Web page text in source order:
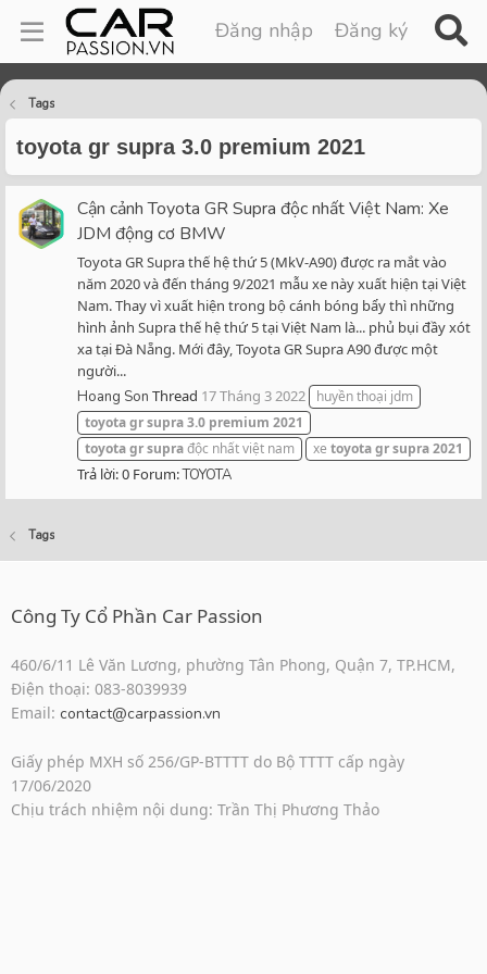
Đăng nhập Đăng ký
Tags
toyota gr supra 3.0 premium 2021
Cận cảnh Toyota GR Supra độc nhất Việt Nam: Xe
JDM động cơ BMW
Toyota GR Supra thế hệ thứ 5 (MkV-A90) được ra mắt vào
năm 2020 và đến tháng 9/2021 mẫu xe này xuất hiện tại Việt
Nam. Thay vì xuất hiện trong bộ cánh bóng bẩy thì những
hình ảnh Supra thế hệ thứ 5 tại Việt Nam là... phủ bụi đầy xót
xa tại Đà Nẵng. Mới đây, Toyota GR Supra A90 được một
người...
Hoang Son Thread 17 Tháng 3 2022
huyền thoại jdm
toyotagrsupra3.0 premium 2021
toyotagrsuprađộc nhất việt nam xe toyotagrsupra2021
Trả lời: 0 Forum:TOYOTA
Tags
Công Ty Cổ Phần Car Passion
460/6/11 Lê Văn Lương, phường Tân Phong, Quận 7, TP.HCM,
Điện thoại: 083-8039939
Email: contact@carpassion.vn
Giấy phép MXH số 256/GP-BTTTT do Bộ TTTT cấp ngày
17/06/2020
Chịu trách nhiệm nội dung: Trần Thị Phương Thảo